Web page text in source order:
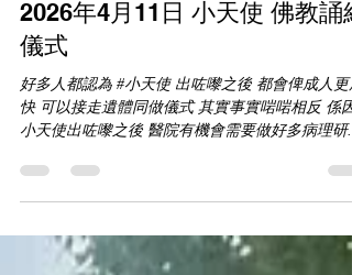
peacefulhomehk
2026年4月11日 小天使 佛教誦經
儀式
好多人都認為 #小天使 出咗嚟之後 都會俾成人更
快 可以接走遺體同做儀式￼ 其實事實啱啱相反 係因
有時仲需要有解剖嘅程序 所以好多時候都起碼要